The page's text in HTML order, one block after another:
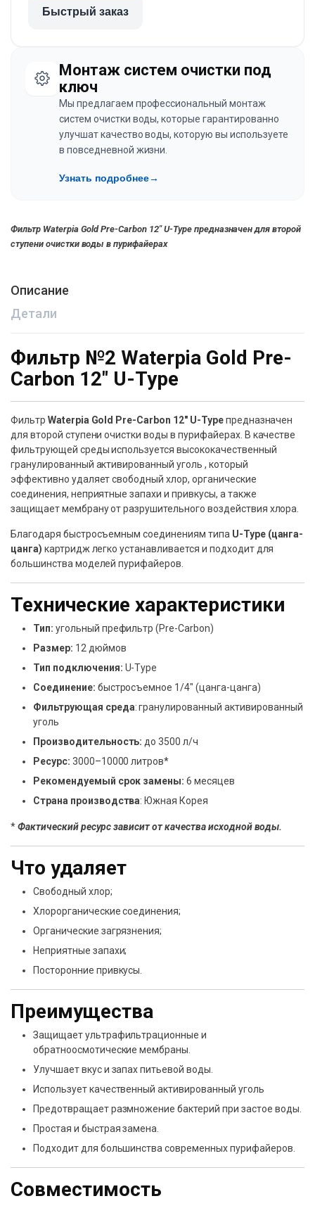
Быстрый заказ
Монтаж систем очистки под
ключ
Мы предлагаем профессиональный монтаж
систем очистки воды, которые гарантированно
улучшат качество воды, которую вы используете
в повседневной жизни.
Узнать подробнее→
Фильтр Waterpia Gold Pre-Carbon 12″ U-Type предназначен для второй
ступени очистки воды в пурифайерах
Описание
Детали
Фильтр №2 Waterpia Gold Pre-
Carbon 12″ U-Type
Фильтр Waterpia Gold Pre-Carbon 12″ U-Typeпредназначен
для второй ступени очистки воды в пурифайерах. В качестве
фильтрующей среды используется высококачественный
гранулированный активированный уголь , который
эффективно удаляет свободный хлор, органические
соединения, неприятные запахи и привкусы, а также
защищает мембрану от разрушительного воздействия хлора.
Благодаря быстросъемным соединениям типа U-Type (цанга-
цанга) картридж легко устанавливается и подходит для
большинства моделей пурифайеров.
Технические характеристики
Тип: угольный префильтр (Pre-Carbon)
Размер: 12 дюймов
Тип подключения: U-Type
Соединение: быстросъемное 1/4″ (цанга-цанга)
Фильтрующая среда: гранулированный активированный
уголь
Производительность: до 3500 л/ч
Ресурс: 3000–10000 литров*
Рекомендуемый срок замены: 6 месяцев
Страна производства: Южная Корея
*Фактический ресурс зависит от качества исходной воды.
Что удаляет
Свободный хлор;
Хлорорганические соединения;
Органические загрязнения;
Неприятные запахи;
Посторонние привкусы.
Преимущества
Защищает ультрафильтрационные и
обратноосмотические мембраны.
Улучшает вкус и запах питьевой воды.
Использует качественный активированный уголь
Предотвращает размножение бактерий при застое воды.
Простая и быстрая замена.
Подходит для большинства современных пурифайеров.
Совместимость